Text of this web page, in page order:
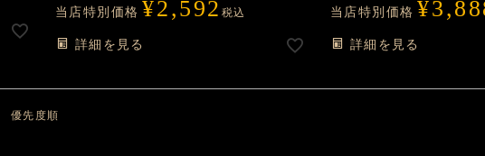
当店特別価格 ¥2,592税込
詳細を見る
当店特別価格 ¥
詳細を見る
優先度順